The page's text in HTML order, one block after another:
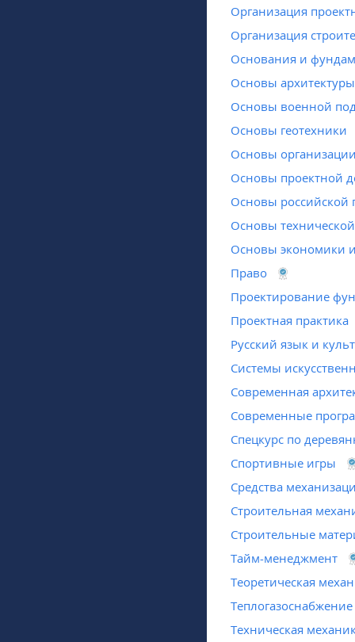
Организация
Организация
Основания и
Основы
Основы военной
Основы геотехники
Основы
Основы проектной
Основы российской
Основы технической
Основы экономики
Право
Проектирование
Проектная практика
Русский язык и
Системы
Современная
Современные
Спецкурс по
Спортивные игры
Средства
Строительная
Строительные
Тайм-менеджмент
Теоретическая
Техническая